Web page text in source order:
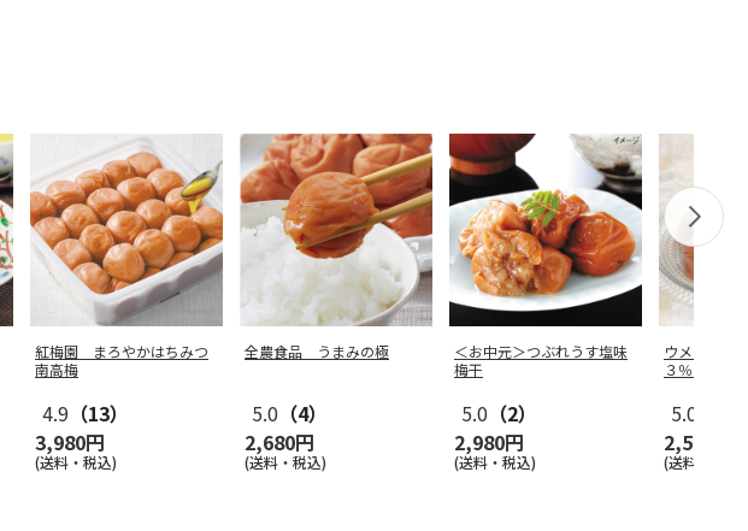
紅梅園 まろやかはちみつ
南高梅
4.9 （13）
3,980円
(送料・税込)
全農食品 うまみの極
5.0 （4）
2,680円
(送料・税込)
＜お中元＞つぶれうす塩味
梅干
5.0 （2）
2,980円
(送料・税込)
ウメタ 紀
３％はちみ
5.0
2,580円
(送料・税込)